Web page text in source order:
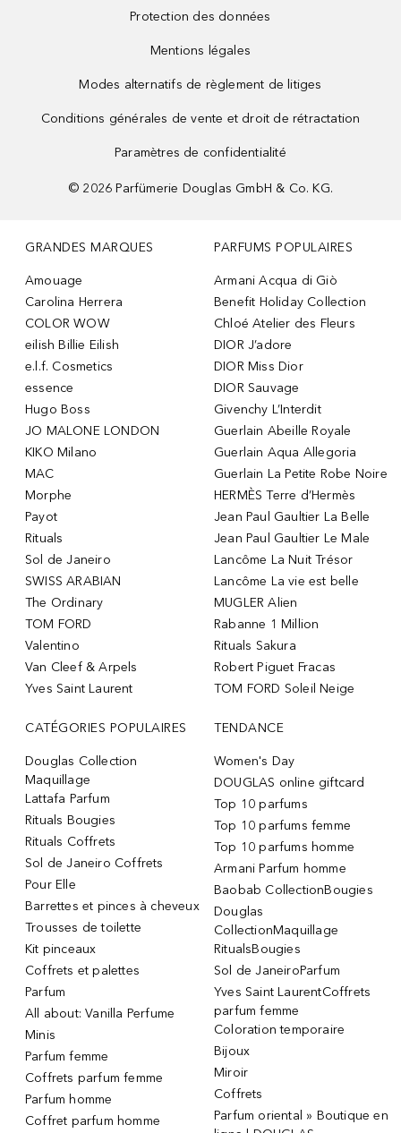
Protection des données
Mentions légales
Modes alternatifs de règlement de litiges
Conditions générales de vente et droit de rétractation
Paramètres de confidentialité
© 2026 Parfümerie Douglas GmbH & Co. KG.
GRANDES MARQUES
Amouage
Carolina Herrera
COLOR WOW
eilish Billie Eilish
e.l.f. Cosmetics
essence
Hugo Boss
JO MALONE LONDON
KIKO Milano
MAC
Morphe
Payot
Rituals
Sol de Janeiro
SWISS ARABIAN
The Ordinary
TOM FORD
Valentino
Van Cleef & Arpels
Yves Saint Laurent
PARFUMS POPULAIRES
Armani Acqua di Giò
Benefit Holiday Collection
Chloé Atelier des Fleurs
DIOR J’adore
DIOR Miss Dior
DIOR Sauvage
Givenchy L’Interdit
Guerlain Abeille Royale
Guerlain Aqua Allegoria
Guerlain La Petite Robe Noire
HERMÈS Terre d’Hermès
Jean Paul Gaultier La Belle
Jean Paul Gaultier Le Male
Lancôme La Nuit Trésor
Lancôme La vie est belle
MUGLER Alien
Rabanne 1 Million
Rituals Sakura
Robert Piguet Fracas
TOM FORD Soleil Neige
CATÉGORIES POPULAIRES
Douglas Collection
Maquillage
Lattafa Parfum
Rituals Bougies
Rituals Coffrets
Sol de Janeiro Coffrets
Pour Elle
Barrettes et pinces à cheveux
Trousses de toilette
Kit pinceaux
Coffrets et palettes
Parfum
All about: Vanilla Perfume
Minis
Parfum femme
Coffrets parfum femme
Parfum homme
Coffret parfum homme
TENDANCE
Women's Day
DOUGLAS online giftcard
Top 10 parfums
Top 10 parfums femme
Top 10 parfums homme
Armani Parfum homme
Baobab CollectionBougies
Douglas
CollectionMaquillage
RitualsBougies
Sol de JaneiroParfum
Yves Saint LaurentCoffrets
parfum femme
Coloration temporaire
Bijoux
Miroir
Coffrets
Parfum oriental » Boutique en